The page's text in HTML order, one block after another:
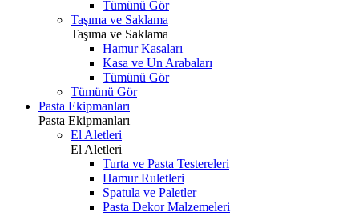
Tümünü Gör
Taşıma ve Saklama
Taşıma ve Saklama
Hamur Kasaları
Kasa ve Un Arabaları
Tümünü Gör
Tümünü Gör
Pasta Ekipmanları
Pasta Ekipmanları
El Aletleri
El Aletleri
Turta ve Pasta Testereleri
Hamur Ruletleri
Spatula ve Paletler
Pasta Dekor Malzemeleri